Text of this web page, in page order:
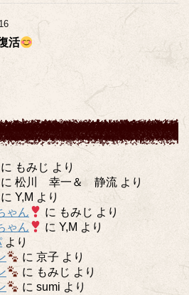
活
に もみじ より
に松川 幸一＆ 静流 より
にY,M より
ゃん
に もみじ より
ゃん
にY,M より
より
に京子 より
に もみじ より
にsumi より